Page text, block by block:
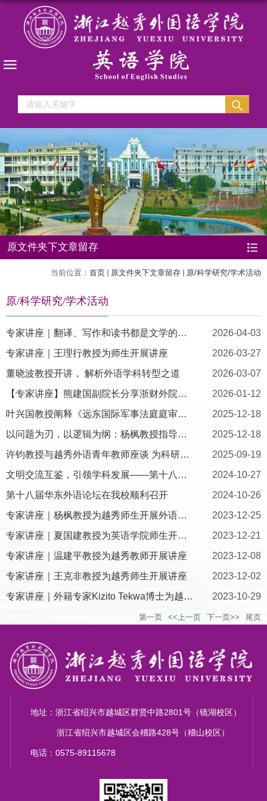
原文件夹下文章留存
当前位置： 首页 原文件夹下文章留存 原/科学研究/学术活动
原/科学研究/学术活动
专家讲座｜翻译、写作和读书都是文学的修炼——与《撒旦探戈》中文...
2026-04-03
专家讲座｜王理行教授为师生开展讲座
2026-03-27
董晓波教授开讲， 解析外语学科转型之道
2026-03-07
【专家讲座】熊建国副院长分享浙财外院产教融合建设经验
2026-01-12
叶兴国教授阐释《远东国际军事法庭庭审记 录·全译本》的现实意...
2025-12-18
以问题为刃，以逻辑为纲：杨枫教授指导我院教师2026国社科项目申...
2025-12-18
许钧教授与越秀外语青年教师座谈 为科研发展“把脉问诊”
2025-09-19
文明交流互鉴，引领学科发展——第十八届华东外语论坛圆满闭幕
2024-10-27
第十八届华东外语论坛在我校顺利召开
2024-10-26
专家讲座｜杨枫教授为越秀师生开展外语教材建设 主题讲座
2023-12-25
专家讲座｜夏国建教授为英语学院师生开展讲座
2023-12-21
专家讲座｜温建平教授为越秀教师开展讲座
2023-12-08
专家讲座｜王克非教授为越秀师生开展讲座
2023-12-02
专家讲座｜外籍专家Kizito Tekwa博士为越秀教师开设SSCI论文写作...
2023-10-29
第一页 <<上一页 下一页>> 尾页
地址：浙江省绍兴市越城区群贤中路2801号（镜湖校区）
浙江省绍兴市越城区会稽路428号（稽山校区）
电话：0575-89115678